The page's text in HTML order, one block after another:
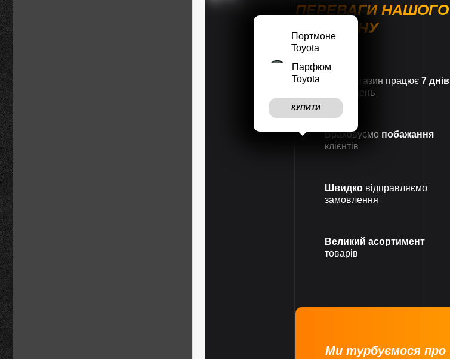
Портмоне
Toyota
Парфюм
Toyota
КУПИТИ
ПЕРЕВАГИ НАШОГО
МАГАЗИНУ
Наш магазин працює 7 днів
на тиждень
Враховуємо побажання
клієнтів
Швидковідправляємо
замовлення
Великий асортимент
товарів
Ми турбуємося про